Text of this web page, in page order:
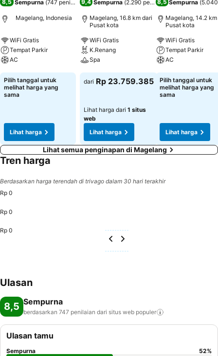
8,5 Sempurna (747 penilaian)
Magelang, Indonesia
WiFi Gratis
Tempat Parkir
AC
Lihat harga
Pilih tanggal untuk
melihat harga yang
sama
Lihat harga
9,4 Sempurna (2.290 penilaian)
Magelang, 16.8 km dari
Pusat kota
WiFi Gratis
K.Renang
Spa
Lihat harga
dari Rp 23.759.385
Lihat harga dari 1 situs
web
Lihat harga
8,5 Sempurna (
Magelang, 14.2
Pusat kota
WiFi Gratis
Tempat Parkir
AC
Lihat harga
Pilih tanggal untuk
melihat harga yang
sama
Lihat harga
Lihat semua penginapan di Magelang
Tren harga
Berdasarkan harga terendah di trivago dalam 30 hari terakhir
Rp 0
Rp 0
Rp 0
Ulasan
8,5 Sempurna
berdasarkan 747 penilaian dari situs web populer
Ulasan tamu
Sempurna 52%